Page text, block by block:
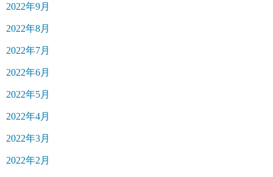
2022年9月
2022年8月
2022年7月
2022年6月
2022年5月
2022年4月
2022年3月
2022年2月